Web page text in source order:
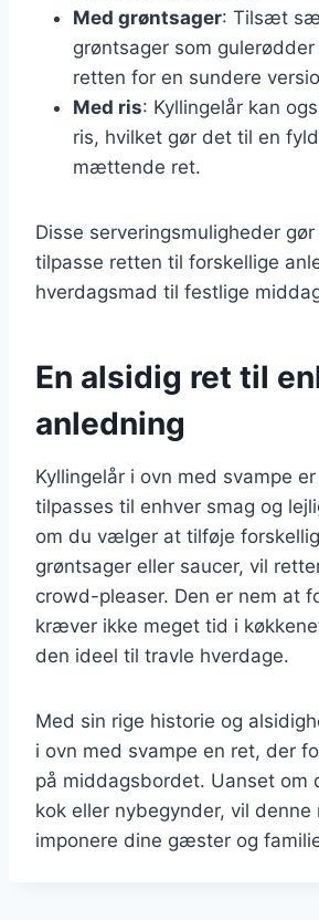
Med grøntsager: Tilsæt
grøntsager som
retten for en sundere
Med ris: Kyllingelår kan
ris, hvilket gør det til en
mættende ret.
Disse serveringsmuligheder
tilpasse retten til forskellige
hverdagsmad til festlige
En alsidig ret til
anledning
Kyllingelår i ovn med svampe
tilpasses til enhver smag og
om du vælger at tilføje
grøntsager eller saucer, vil
crowd-pleaser. Den er nem at
kræver ikke meget tid i
den ideel til travle hverdage.
Med sin rige historie og
i ovn med svampe en ret, der
på middagsbordet. Uanset om
kok eller nybegynder, vil
imponere dine gæster og